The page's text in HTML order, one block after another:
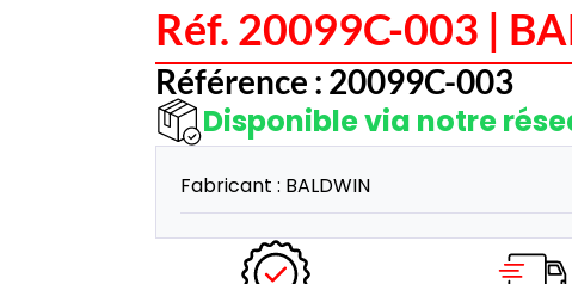
Réf. 20099C-003 |
Référence : 20099C-003
Disponible via notre
Fabricant : BALDWIN